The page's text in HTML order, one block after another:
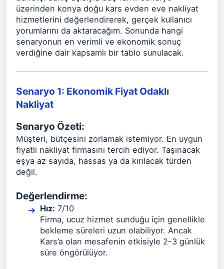
üzerinden konya doğu kars evden eve nakliyat
hizmetlerini değerlendirerek, gerçek kullanıcı
yorumlarını da aktaracağım. Sonunda hangi
senaryonun en verimli ve ekonomik sonuç
verdiğine dair kapsamlı bir tablo sunulacak.
Senaryo 1: Ekonomik Fiyat Odaklı
Nakliyat
Senaryo Özeti:
Müşteri, bütçesini zorlamak istemiyor. En uygun
fiyatlı nakliyat firmasını tercih ediyor. Taşınacak
eşya az sayıda, hassas ya da kırılacak türden
değil.
Değerlendirme:
Hız: 7/10
Firma, ucuz hizmet sunduğu için genellikle
bekleme süreleri uzun olabiliyor. Ancak
Kars’a olan mesafenin etkisiyle 2-3 günlük
süre öngörülüyor.